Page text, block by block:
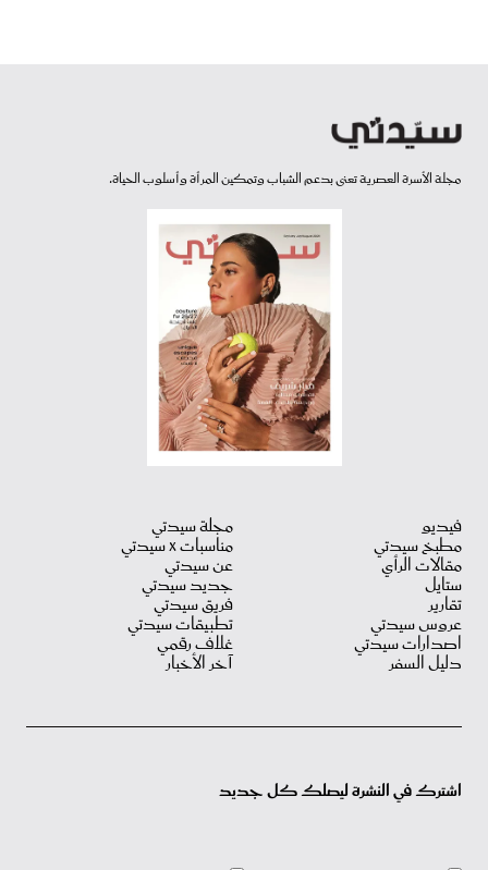
مجلة الأسرة العصرية تعنى بدعم الشباب وتمكين المرأة وأسلوب الحياة.
فيديو
مطبخ سيدتي
مقالات الرأي
ستايل
تقارير
عروس سيدتي
اصدارات سيدتي
دليل السفر
مجلة سيدتي
مناسبات X سيدتي
عن سيدتي
جديد سيدتي
فريق سيدتي
تطبيقات سيدتي
غلاف رقمي
آخر الأخبار
اشترك في النشرة ليصلك كل جديد